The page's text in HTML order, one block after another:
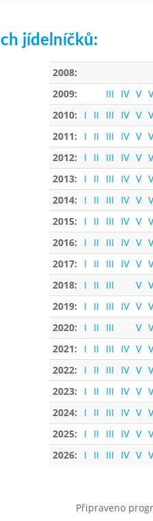
jídelníčků:
2008:
2009:
III IV V
2010:
I II III IV V
2011:
I II III IV V
2012:
I II III IV V
2013:
I II III IV V
2014:
I II III IV V
2015:
I II III IV V
2016:
I II III IV V
2017:
I II III IV V
2018:
I II III V
2019:
I II III IV V
2020:
I II III V
2021:
I II III IV V
2022:
I II III IV V
2023:
I II III IV V
2024:
I II III IV V
2025:
I II III IV V
2026:
I II III IV V
Připraveno